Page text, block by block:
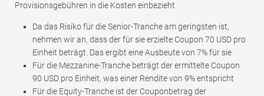
Provisionsgebühren in die Kosten einbezieht
Da das Risiko für die Senior-Tranche am geringsten ist,
nehmen wir an, dass der für sie erzielte Coupon 70 USD pro
Einheit beträgt. Das ergibt eine Ausbeute von 7% für sie
Für die Mezzanine-Tranche beträgt der ermittelte Coupon
90 USD pro Einheit, was einer Rendite von 9% entspricht
Für die Equity-Tranche ist der Couponbetrag der